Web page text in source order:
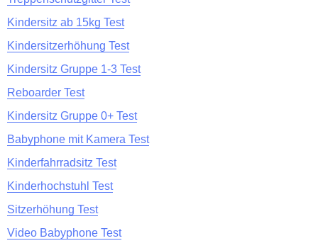
Kindersitz ab 15kg Test
Kindersitzerhöhung Test
Kindersitz Gruppe 1-3 Test
Reboarder Test
Kindersitz Gruppe 0+ Test
Babyphone mit Kamera Test
Kinderfahrradsitz Test
Kinderhochstuhl Test
Sitzerhöhung Test
Video Babyphone Test